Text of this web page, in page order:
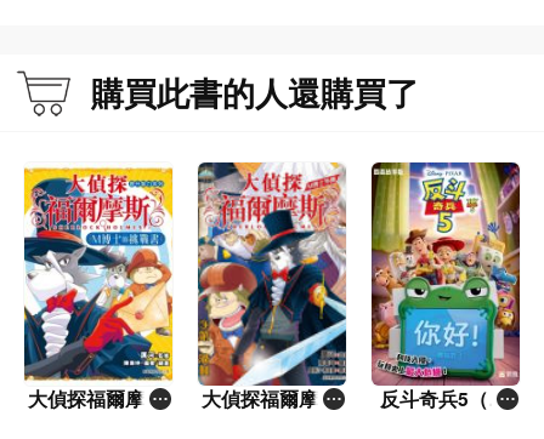
購買此書的人還購買了
大偵探福爾摩斯
大偵探福爾摩斯
反斗奇兵5（圖